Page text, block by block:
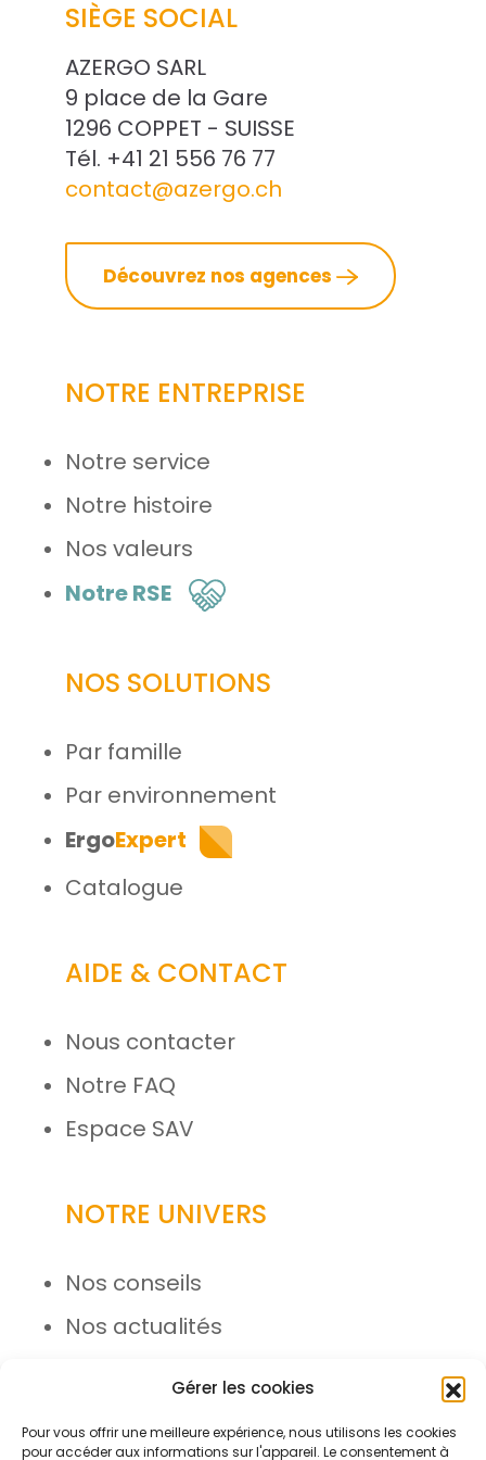
Gérer les cookies
Pour vous offrir une meilleure expérience, nous utilisons les cookies
pour accéder aux informations sur l'appareil. Le consentement à
solutions...
Vie
Azergo
SIÈGE SOCIAL
AZERGO SARL
9 place de la Gare
1296 COPPET - SUISSE
Tél. +41 21 556 76 77
contact@azergo.ch
Découvrez nos agences
NOTRE ENTREPRISE
Notre service
Notre histoire
Nos valeurs
Notre RSE
NOS SOLUTIONS
Par famille
Par environnement
ErgoExpert
Catalogue
AIDE & CONTACT
Nous contacter
Notre FAQ
Espace SAV
NOTRE UNIVERS
Nos conseils
Nos actualités